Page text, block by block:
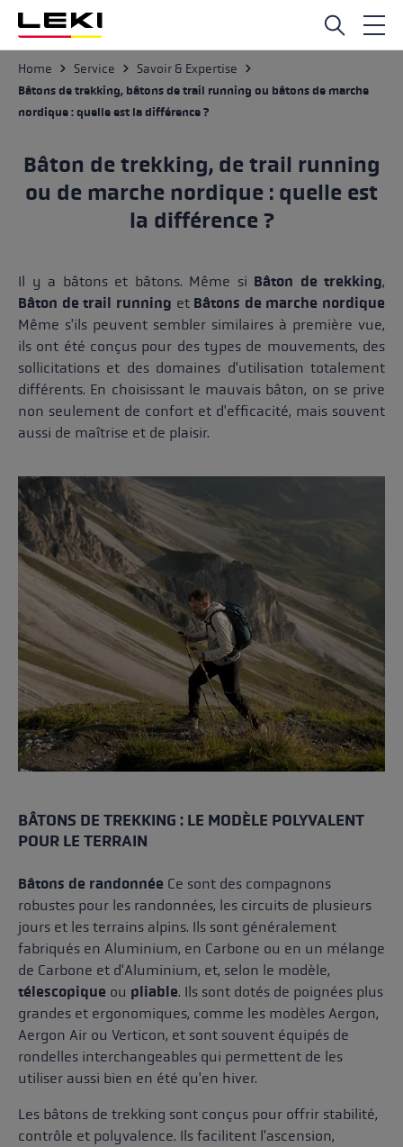
Passer au contenu principal
Home Service Savoir & Expertise
Bâtons de trekking, bâtons de trail running ou bâtons de marche
nordique : quelle est la différence ?
Bâton de trekking, de trail running
ou de marche nordique : quelle est
la différence ?
Il y a bâtons et bâtons. Même si Bâton de trekking,
Bâton de trail running et Bâtons de marche nordique
Même s'ils peuvent sembler similaires à première vue,
ils ont été conçus pour des types de mouvements, des
sollicitations et des domaines d'utilisation totalement
différents. En choisissant le mauvais bâton, on se prive
non seulement de confort et d'efficacité, mais souvent
aussi de maîtrise et de plaisir.
BÂTONS DE TREKKING : LE MODÈLE POLYVALENT
POUR LE TERRAIN
Bâtons de randonnée Ce sont des compagnons
robustes pour les randonnées, les circuits de plusieurs
jours et les terrains alpins. Ils sont généralement
fabriqués en Aluminium, en Carbone ou en un mélange
de Carbone et d'Aluminium, et, selon le modèle,
télescopique ou pliable. Ils sont dotés de poignées plus
grandes et ergonomiques, comme les modèles Aergon,
Aergon Air ou Verticon, et sont souvent équipés de
rondelles interchangeables qui permettent de les
utiliser aussi bien en été qu'en hiver.
Les bâtons de trekking sont conçus pour offrir stabilité,
contrôle et polyvalence. Ils facilitent l'ascension,